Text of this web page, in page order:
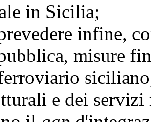
in Sicilia;
infine,
misure
e dei